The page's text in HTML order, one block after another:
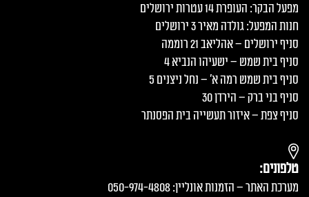
מפעל הבקר: העופרת 14 עטרות ירושלים
חנות המפעל: גולדה מאיר 3 ירושלים
סניף ירושלים – אהליאב 21 רוממה
סניף בית שמש – ישעיהו הנביא 4
סניף בית שמש רמה א׳ – נחל ניצנים 5
סניף בני ברק – הירדן 30
סניף צפת – איזור תעשייה בית הפסנתר
טלפונים:
מערכת האתר – הזמנות אונליין: 050-974-4808